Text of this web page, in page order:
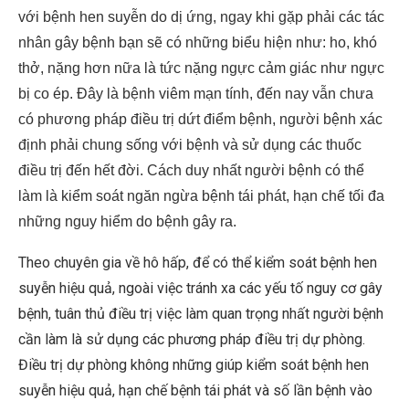
với bệnh hen suyễn do dị ứng, ngay khi gặp phải các tác
nhân gây bệnh bạn sẽ có những biểu hiện như: ho, khó
thở, nặng hơn nữa là tức nặng ngực cảm giác như ngực
bị co ép. Đây là bệnh viêm mạn tính, đến nay vẫn chưa
có phương pháp điều trị dứt điểm bệnh, người bệnh xác
định phải chung sống với bệnh và sử dụng các thuốc
điều trị đến hết đời. Cách duy nhất người bệnh có thể
làm là kiểm soát ngăn ngừa bệnh tái phát, hạn chế tối đa
những nguy hiểm do bệnh gây ra.
Theo chuyên gia về hô hấp, để có thể kiểm soát bệnh hen
suyễn hiệu quả, ngoài việc tránh xa các yếu tố nguy cơ gây
bệnh, tuân thủ điều trị việc làm quan trọng nhất người bệnh
cần làm là sử dụng các phương pháp điều trị dự phòng.
Điều trị dự phòng không những giúp kiểm soát bệnh hen
suyễn hiệu quả, hạn chế bệnh tái phát và số lần bệnh vào